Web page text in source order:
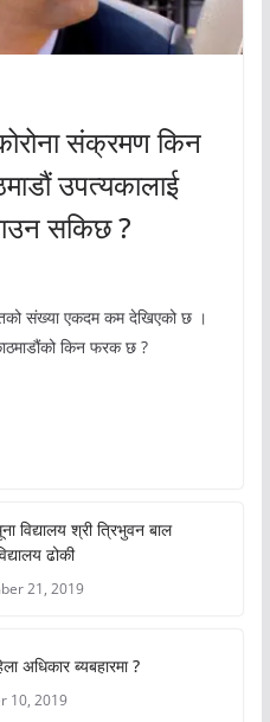
संक्रमण किन
उपत्यकालाई
सकिछ ?
संख्या एकदम कम देखिएको छ ।
किन फरक छ ?
विद्यालय श्री त्रिभुवन बाल
ढोकी
21, 2019
अधिकार ब्यबहारमा ?
10, 2019